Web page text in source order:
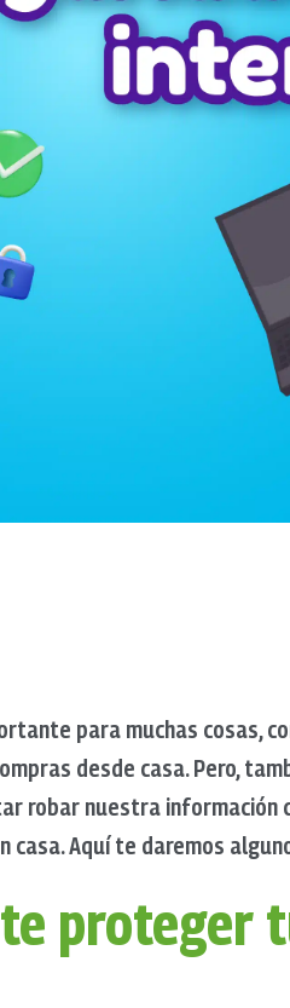
para muchas cosas,
desde casa. Pero,
robar nuestra información
Aquí te daremos
proteger